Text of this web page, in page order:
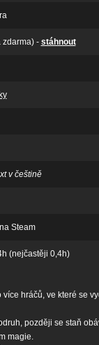
zdarma) - stáhnout
v češtině
Steam
(nejčastěji 0,4h)
hráčů, ve které se
později se staň
magie.